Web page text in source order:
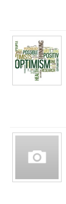
Constanta
Covasna
Dambovita